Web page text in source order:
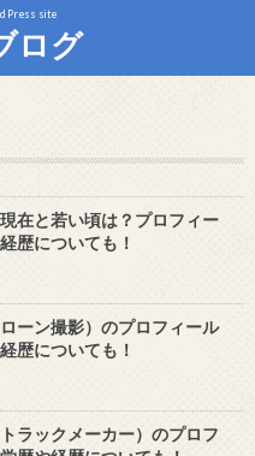
site
ログ
在と若い頃は？プロフィー
歴についても！
ーン撮影）のプロフィール
歴についても！
ラックメーカー）のプロフ